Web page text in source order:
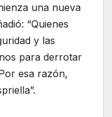
una nueva
“Quienes
y las
para derrotar
esa razón,